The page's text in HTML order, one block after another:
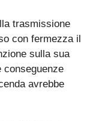
trasmissione
con fermezza il
sulla sua
conseguenze
avrebbe